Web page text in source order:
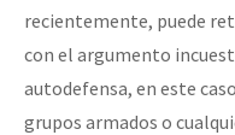
recientemente, puede
con el argumento
autodefensa, en este
grupos armados o